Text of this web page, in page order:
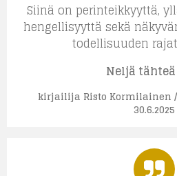
Siinä on perinteikkyyttä,
hengellisyyttä sekä
todellisuuden
Neljä
kirjailija Risto Kormilainen
30.6.2025